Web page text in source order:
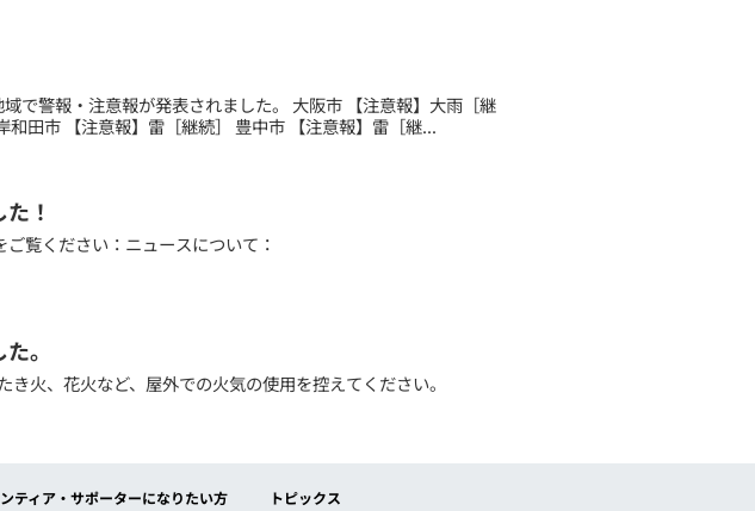
で警報・注意報が発表されました。 大阪市 【注意報】大雨［継
田市 【注意報】雷［継続］ 豊中市 【注意報】雷［継...
！
覧ください：ニュースについて：
。
火、花火など、屋外での火気の使用を控えてください。
ティア・サポーターになりたい方
トピックス